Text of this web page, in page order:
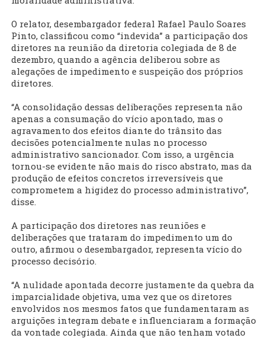
O relator, desembargador federal Rafael Paulo Soares
Pinto, classificou como “indevida” a participação dos
diretores na reunião da diretoria colegiada de 8 de
dezembro, quando a agência deliberou sobre as
alegações de impedimento e suspeição dos próprios
diretores.
“A consolidação dessas deliberações representa não
apenas a consumação do vício apontado, mas o
agravamento dos efeitos diante do trânsito das
decisões potencialmente nulas no processo
administrativo sancionador. Com isso, a urgência
tornou-se evidente não mais do risco abstrato, mas da
produção de efeitos concretos irreversíveis que
comprometem a higidez do processo administrativo”,
disse.
A participação dos diretores nas reuniões e
deliberações que trataram do impedimento um do
outro, afirmou o desembargador, representa vício do
processo decisório.
“A nulidade apontada decorre justamente da quebra da
imparcialidade objetiva, uma vez que os diretores
envolvidos nos mesmos fatos que fundamentaram as
arguições integram debate e influenciaram a formação
da vontade colegiada. Ainda que não tenham votado